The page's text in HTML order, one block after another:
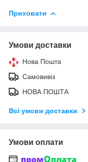
Приховати
Умови доставки
Нова Пошта
Самовивіз
НОВА ПОШТА
Всі умови доставки
Умови оплати